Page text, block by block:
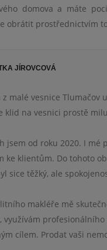
domova a máte
obrátit prostřednictvím
JÍROVCOVÁ
z malé vesnice
klid na vesnici prostě
jsem od roku 2020. I
ke klientům. Do tohoto
sice těžký, ale
makléře mě
využívám
cílem. Prodat vaši